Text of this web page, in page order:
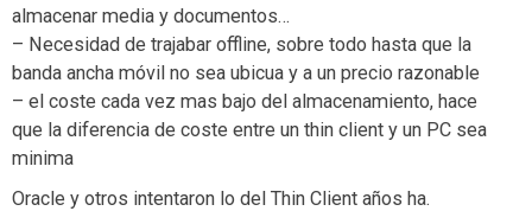
almacenar media y documentos…
– Necesidad de trajabar offline, sobre todo hasta que la
banda ancha móvil no sea ubicua y a un precio razonable
– el coste cada vez mas bajo del almacenamiento, hace
que la diferencia de coste entre un thin client y un PC sea
minima
Oracle y otros intentaron lo del Thin Client años ha.